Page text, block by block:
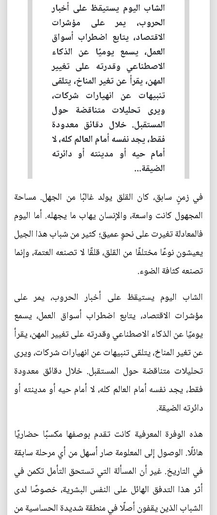
الشاب اليوم يستيقظ على أخبار
الحروب، يمر على مؤشرات
الاقتصاد، يتابع اضطراب أسواق
العمل، يسمع يوميًا عن الذكاء
الاصطناعي وقدرته على تغيير
المهن، يقرأ عن تغير المناخ، يتلقى
تنبيهات عن انهيارات شركات،
ويرى تحليلات متناقضة حول
المستقبل. خلال دقائق معدودة
فقط، يجد نفسه أمام العالم كله، لا
أمام حيه أو مدينته أو دائرته
الضيقة...
في زمنٍ سابق، كان القلق يولد غالبًا من الجهل. مساحة
المجهول كانت واسعة، والإنسان يهاب ما يجهله. أما اليوم
فالمعادلة تغيرت على نحوٍ عميق؛ كثير من شباب هذا الجيل
يعيشون نوعًا مختلفًا من القلق، قلقًا لا تصنعه العتمة، وإنما
تصنعه كثافة الضوء.
الشاب اليوم يستيقظ على أخبار الحروب، يمر على
مؤشرات الاقتصاد، يتابع اضطراب أسواق العمل، يسمع
يوميًا عن الذكاء الاصطناعي وقدرته على تغيير المهن، يقرأ
عن تغير المناخ، يتلقى تنبيهات عن انهيارات شركات، ويرى
تحليلات متناقضة حول المستقبل. خلال دقائق معدودة
فقط، يجد نفسه أمام العالم كله، لا أمام حيه أو مدينته أو
دائرته الضيقة.
هذه الوفرة المعرفية كانت تقدم بوصفها مكسبًا حضاريًا
هائلًا. الوصول إلى المعلومة صار أسهل من أي مرحلة سابقة
في التاريخ. غير أن المسألة التي تستحق التأمل تكمن في
أثر هذا التدفق الهائل على النفس البشرية، خصوصًا لدى
الشباب الذين يقفون أصلًا في منطقة شديدة الحساسية من